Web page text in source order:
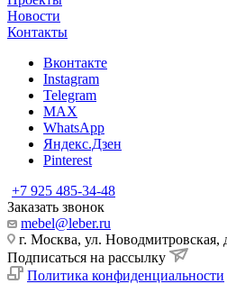
Новости
Контакты
Вконтакте
Instagram
Telegram
MAX
WhatsApp
Яндекс.Дзен
Pinterest
+7 925 485-34-48
Заказать звонок
mebel@leber.ru
г. Москва, ул. Новодмитровская,
Подписаться на рассылку
Политика конфиденциальности